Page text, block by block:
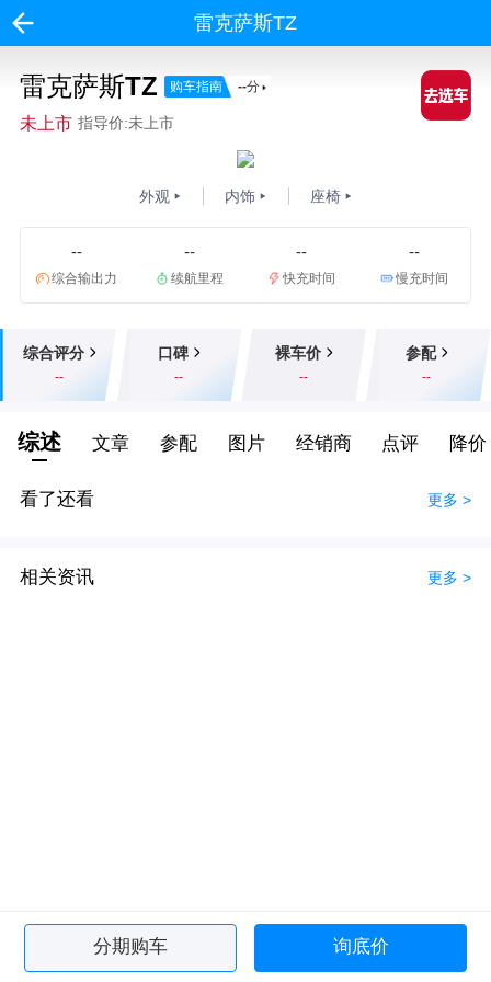
雷克萨斯TZ
雷克萨斯TZ 购车指南 --分
未上市 指导价:未上市
外观 内饰 座椅
--
综合输出力
--
续航里程
--
快充时间
--
慢充时间
综合评分
--
口碑
--
裸车价
--
参配
--
综述 文章 参配 图片 经销商 点评 降价
看了还看 更多 >
相关资讯 更多 >
分期购车 询底价